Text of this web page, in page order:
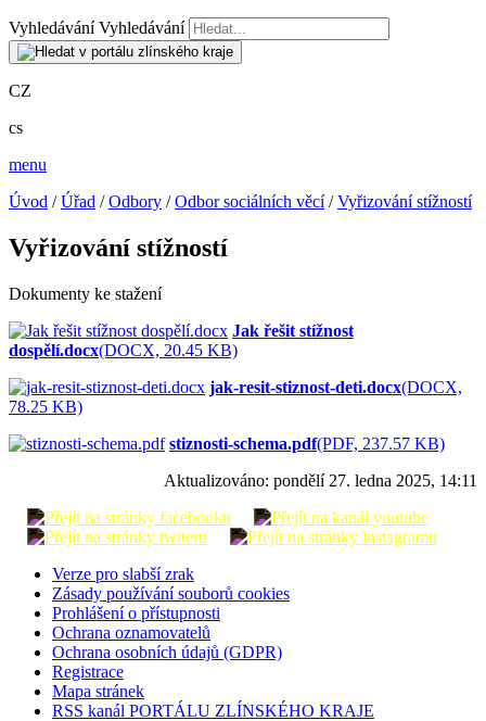
Vyhledávání Vyhledávání
CZ
cs
menu
Úvod /Úřad /Odbory /Odbor sociálních věcí/Vyřizování stížností
Vyřizování stížností
Dokumenty ke stažení
Jak řešit stížnost
dospělí.docx(DOCX, 20.45 KB)
jak-resit-stiznost-deti.docx(DOCX,
78.25 KB)
stiznosti-schema.pdf(PDF, 237.57 KB)
Aktualizováno: pondělí 27. ledna 2025, 14:11
Verze pro slabší zrak
Zásady používání souborů cookies
Prohlášení o přístupnosti
Ochrana oznamovatelů
Ochrana osobních údajů (GDPR)
Registrace
Mapa stránek
RSS kanál PORTÁLU ZLÍNSKÉHO KRAJE